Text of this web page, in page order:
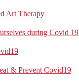
Art Therapy
during Covid 19
& Prevent Covid19